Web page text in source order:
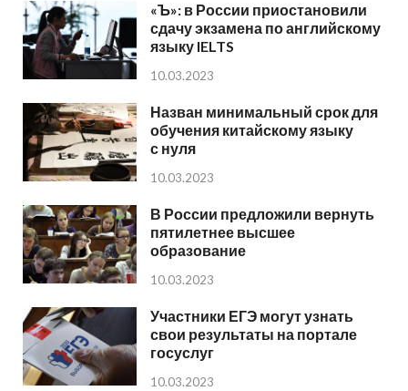
«Ъ»: в России приостановили
сдачу экзамена по английскому
языку IELTS
10.03.2023
Назван минимальный срок для
обучения китайскому языку
с нуля
10.03.2023
В России предложили вернуть
пятилетнее высшее
образование
10.03.2023
Участники ЕГЭ могут узнать
свои результаты на портале
госуслуг
10.03.2023